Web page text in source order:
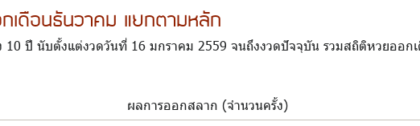
เดือนธันวาคม แยกตามหลัก
10 ปี นับตั้งแต่งวดวันที่ 16 มกราคม 2559 จนถึงงวดปัจจุบัน รวมสถิติหวยออก
ผลการออกสลาก (จำนวนครั้ง)